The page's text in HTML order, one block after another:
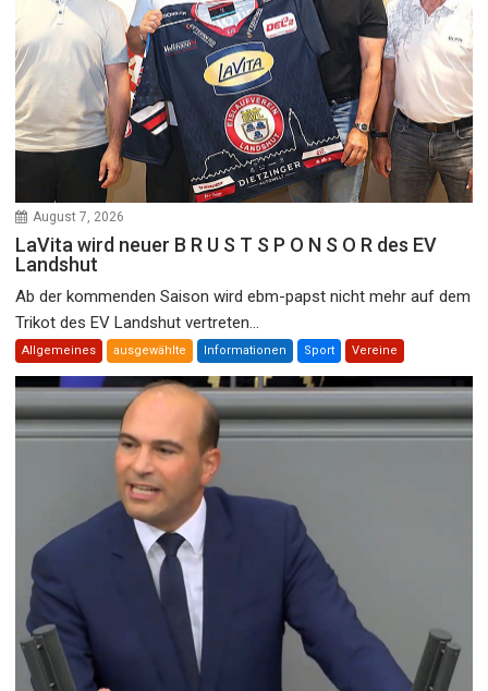
August 7, 2026
LaVita wird neuer B R U S T S P O N S O R des EV
Landshut
Ab der kommenden Saison wird ebm-papst nicht mehr auf dem
Trikot des EV Landshut vertreten...
Allgemeines ausgewählte Informationen Sport Vereine